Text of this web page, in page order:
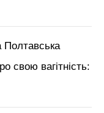
свою вагітність: